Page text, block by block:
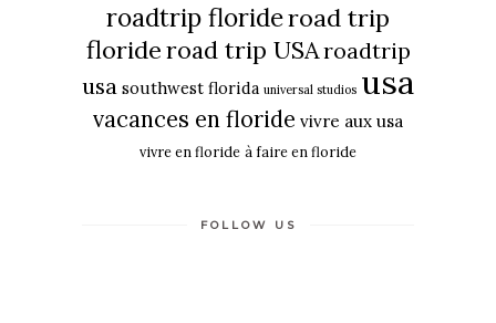
roadtrip florideroad trip
florideroad trip USAroadtrip
usa southwest florida universal studios usa
vacances en floride vivre aux usa
vivre en floride à faire en floride
FOLLOW US